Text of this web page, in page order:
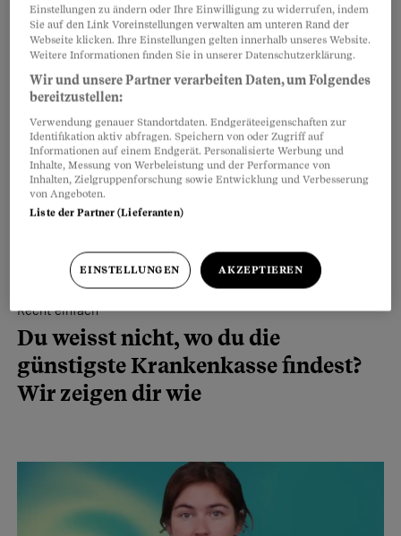
Artikel teilen
Weitere Videos
Recht einfach
Du weisst nicht, wo du die
günstigste Krankenkasse findest?
Wir zeigen dir wie
Einstellungen zu ändern oder Ihre Einwilligung zu widerrufen, indem
Sie auf den Link Voreinstellungen verwalten am unteren Rand der
Webseite klicken. Ihre Einstellungen gelten innerhalb unseres Website.
Weitere Informationen finden Sie in unserer Datenschutzerklärung.
Wir und unsere Partner verarbeiten Daten, um Folgendes
bereitzustellen:
Verwendung genauer Standortdaten. Endgeräteeigenschaften zur
Identifikation aktiv abfragen. Speichern von oder Zugriff auf
Informationen auf einem Endgerät. Personalisierte Werbung und
Inhalte, Messung von Werbeleistung und der Performance von
Inhalten, Zielgruppenforschung sowie Entwicklung und Verbesserung
von Angeboten.
Liste der Partner (Lieferanten)
EINSTELLUNGEN AKZEPTIEREN